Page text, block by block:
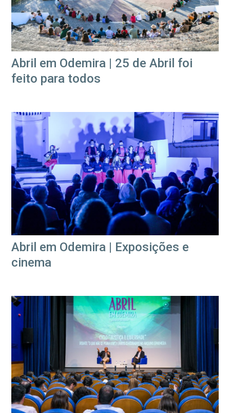
Abril em Odemira | 25 de Abril foi
feito para todos
Abril em Odemira | Exposições e
cinema